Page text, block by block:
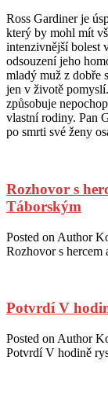
Ross Gardiner je
který by mohl mít
intenzivnější bolest
odsouzení jeho
mladý muž z dobře
jen v životě
způsobuje
vlastní rodiny. Pan
po smrti své ženy
Rozhovor s
Táborským
Posted on Author
Rozhovor s hercem
Potvrdí V
Posted on Author
Potvrdí V hodině